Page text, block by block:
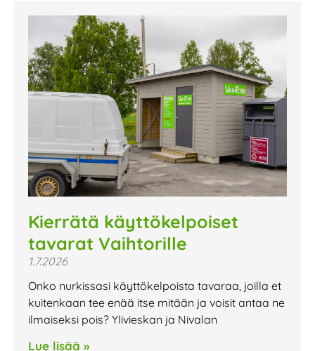
Kierrätä käyttökelpoiset
tavarat Vaihtorille
1.7.2026
Onko nurkissasi käyttökelpoista tavaraa, joilla et
kuitenkaan tee enää itse mitään ja voisit antaa ne
ilmaiseksi pois? Ylivieskan ja Nivalan
Lue lisää »